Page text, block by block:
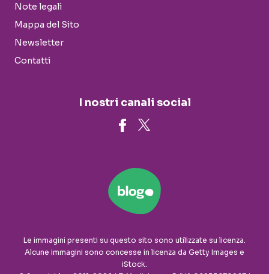
Note legali
Mappa del Sito
Newsletter
Contatti
I nostri canali social
Le immagini presenti su questo sito sono utilizzate su licenza.
Alcune immagini sono concesse in licenza da Getty Images e
iStock.